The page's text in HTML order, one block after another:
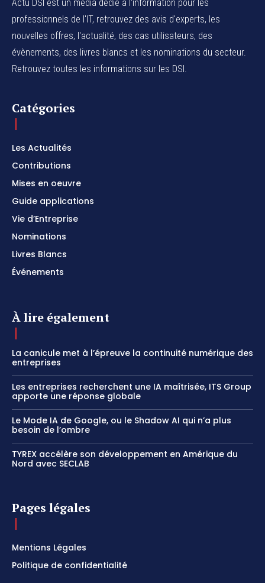
Actu DSI est un média dédié à l'information pour les
professionnels de l'IT, retrouvez des avis d'experts, les
nouvelles offres, l'actualité, des cas utilisateurs, des
évènements, des livres blancs et les nominations du secteur.
Retrouvez toutes les informations sur les DSI.
Catégories
Les Actualités
Contributions
Mises en oeuvre
Guide applications
Vie d’Entreprise
Nominations
Livres Blancs
Événements
À lire également
La canicule met à l’épreuve la continuité numérique des
entreprises
Les entreprises recherchent une IA maîtrisée, ITS Group
apporte une réponse globale
Le Mode IA de Google, ou le Shadow AI qui n’a plus
besoin de l’ombre
TYREX accélère son développement en Amérique du
Nord avec SECLAB
Pages légales
Mentions Légales
Politique de confidentialité